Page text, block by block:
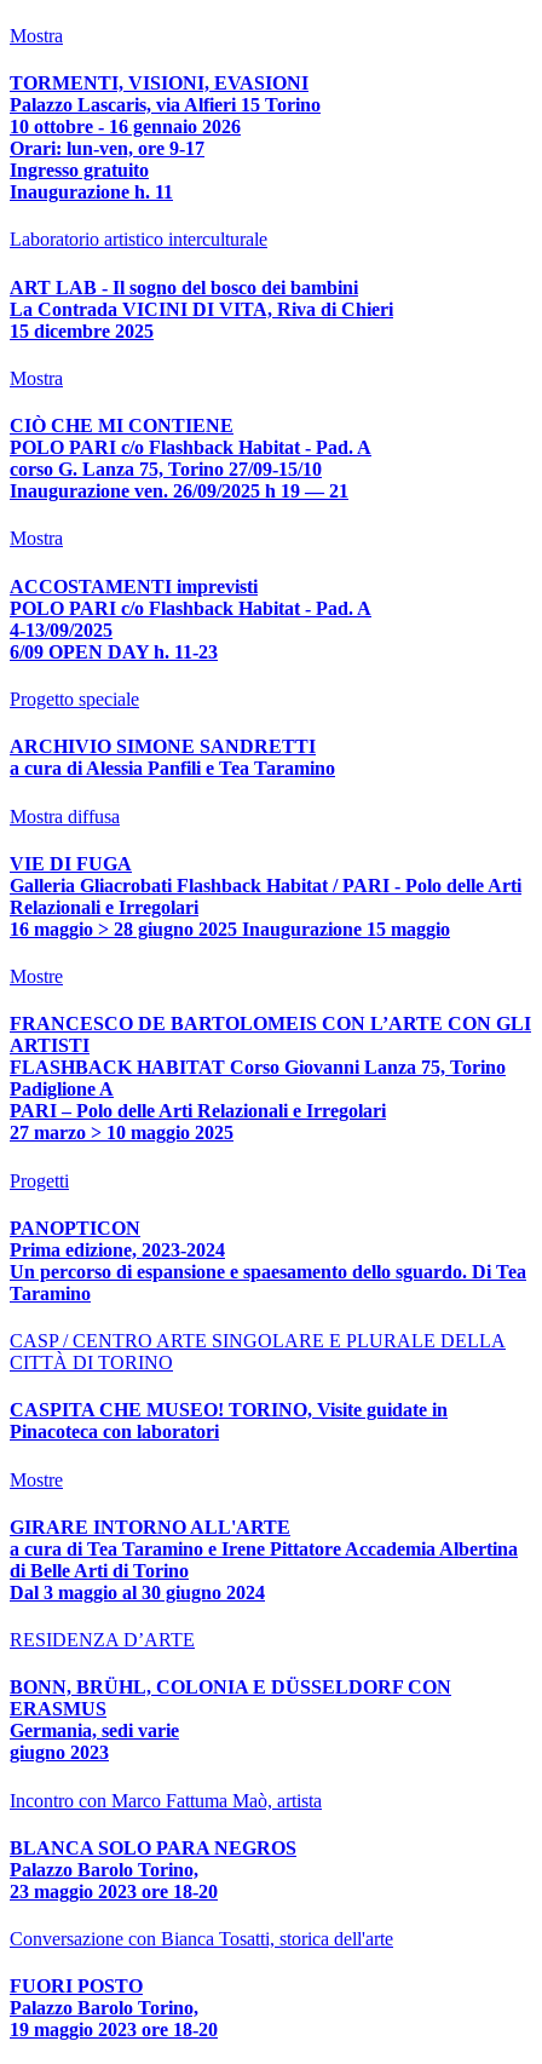
Mostra
TORMENTI, VISIONI, EVASIONI
Palazzo Lascaris, via Alfieri 15 Torino
10 ottobre - 16 gennaio 2026
Orari: lun-ven, ore 9-17
Ingresso gratuito
Inaugurazione h. 11
Laboratorio artistico interculturale
ART LAB - Il sogno del bosco dei bambini
La Contrada VICINI DI VITA, Riva di Chieri
15 dicembre 2025
Mostra
CIÒ CHE MI CONTIENE
POLO PARI c/o Flashback Habitat - Pad. A
corso G. Lanza 75, Torino 27/09-15/10
Inaugurazione ven. 26/09/2025 h 19 — 21
Mostra
ACCOSTAMENTI imprevisti
POLO PARI c/o Flashback Habitat - Pad. A
4-13/09/2025
6/09 OPEN DAY h. 11-23
Progetto speciale
ARCHIVIO SIMONE SANDRETTI
a cura di Alessia Panfili e Tea Taramino
Mostra diffusa
VIE DI FUGA
Galleria Gliacrobati Flashback Habitat / PARI - Polo delle Arti
Relazionali e Irregolari
16 maggio > 28 giugno 2025 Inaugurazione 15 maggio
Mostre
FRANCESCO DE BARTOLOMEIS CON L’ARTE CON GLI
ARTISTI
FLASHBACK HABITAT Corso Giovanni Lanza 75, Torino
Padiglione A
PARI – Polo delle Arti Relazionali e Irregolari
27 marzo > 10 maggio 2025
Progetti
PANOPTICON
Prima edizione, 2023-2024
Un percorso di espansione e spaesamento dello sguardo. Di Tea
Taramino
CASP / CENTRO ARTE SINGOLARE E PLURALE DELLA
CITTÀ DI TORINO
CASPITA CHE MUSEO! TORINO, Visite guidate in
Pinacoteca con laboratori
Mostre
GIRARE INTORNO ALL'ARTE
a cura di Tea Taramino e Irene Pittatore Accademia Albertina
di Belle Arti di Torino
Dal 3 maggio al 30 giugno 2024
RESIDENZA D’ARTE
BONN, BRÜHL, COLONIA E DÜSSELDORF CON
ERASMUS
Germania, sedi varie
giugno 2023
Incontro con Marco Fattuma Maò, artista
BLANCA SOLO PARA NEGROS
Palazzo Barolo Torino,
23 maggio 2023 ore 18-20
Conversazione con Bianca Tosatti, storica dell'arte
FUORI POSTO
Palazzo Barolo Torino,
19 maggio 2023 ore 18-20